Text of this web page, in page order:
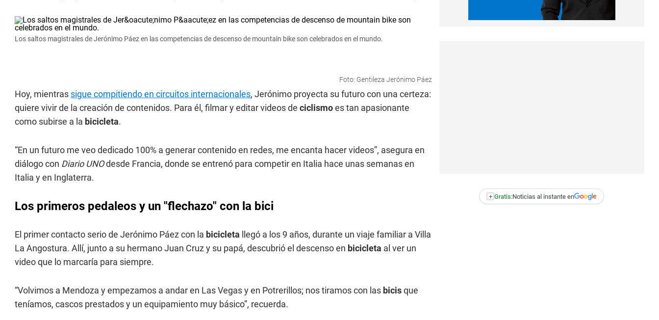
Los saltos magistrales de Jerónimo Páez en las competencias de descenso de mountain bike son celebrados en el mundo.
Foto: Gentileza Jerónimo Páez
Hoy, mientras sigue compitiendo en circuitos internacionales, Jerónimo proyecta su futuro con una certeza:
quiere vivir de la creación de contenidos. Para él, filmar y editar videos de ciclismoes tan apasionante
como subirse a la bicicleta.
“En un futuro me veo dedicado 100% a generar contenido en redes, me encanta hacer videos”, asegura en
diálogo con Diario UNOdesde Francia, donde se entrenó para competir en Italia hace unas semanas en
Italia y en Inglaterra.
Los primeros pedaleos y un "flechazo" con la bici
El primer contacto serio de Jerónimo Páez con la bicicleta llegó a los 9 años, durante un viaje familiar a Villa
La Angostura. Allí, junto a su hermano Juan Cruz y su papá, descubrió el descenso en bicicleta al ver un
video que lo marcaría para siempre.
“Volvimos a Mendoza y empezamos a andar en Las Vegas y en Potrerillos; nos tiramos con las bicisque
teníamos, cascos prestados y un equipamiento muy básico”, recuerda.
+ Gratis:Noticias al instante en